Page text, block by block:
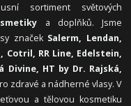
sortiment světových
a doplňků. Jsme
značek Salerm, Lendan,
Cotril, RR Line, Edelstein,
Divine, HT by Dr. Rajská,
zdravé a nádherné vlasy. V
a tělovou kosmetiku